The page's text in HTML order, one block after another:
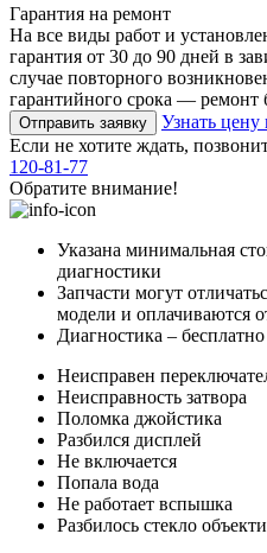
Гарантия на ремонт
На все виды работ и
гарантия от 30 до 90 дней в
случае повторного
гарантийного срока — ремонт
Отправить заявку
Узнать цену
Если не хотите ждать,
120-81-77
Обратите внимание!
Указана минимальная
диагностики
Запчасти могут
модели и оплачиваются
Диагностика –
Неисправен
Неисправность затвора
Поломка джойстика
Разбился дисплей
Не включается
Попала вода
Не работает вспышка
Разбилось стекло